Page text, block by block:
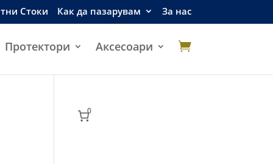
Стоки Как да пазарувам За нас
Протектори Аксесоари 
0